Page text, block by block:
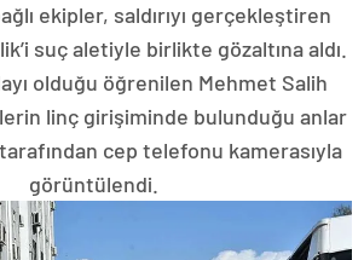
ekipler, saldırıyı gerçekleştiren
suç aletiyle birlikte gözaltına aldı.
olduğu öğrenilen Mehmet Salih
linç girişiminde bulunduğu anlar
cep telefonu kamerasıyla
görüntülendi.